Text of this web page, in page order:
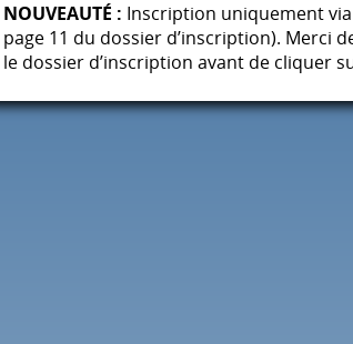
NOUVEAUTÉ : Inscription uniquement
page 11 du dossier d’inscription). Merci
le dossier d’inscription avant de cliquer